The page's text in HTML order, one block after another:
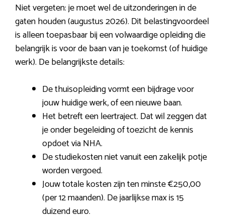
Niet vergeten: je moet wel de uitzonderingen in de
gaten houden (augustus 2026). Dit belastingvoordeel
is alleen toepasbaar bij een volwaardige opleiding die
belangrijk is voor de baan van je toekomst (of huidige
werk). De belangrijkste details:
De thuisopleiding vormt een bijdrage voor
jouw huidige werk, of een nieuwe baan.
Het betreft een leertraject. Dat wil zeggen dat
je onder begeleiding of toezicht de kennis
opdoet via NHA.
De studiekosten niet vanuit een zakelijk potje
worden vergoed.
Jouw totale kosten zijn ten minste €250,00
(per 12 maanden). De jaarlijkse max is 15
duizend euro.